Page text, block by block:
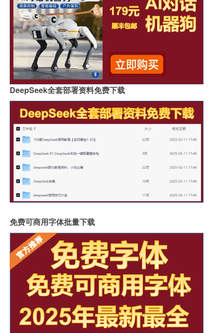
DeepSeek全套部署资料免费下载
免费可商用字体批量下载